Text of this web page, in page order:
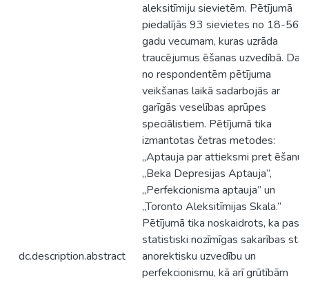
dc.description.abstract
aleksitīmiju sievietēm. Pētījumā
piedalījās 93 sievietes no 18-56
gadu vecumam, kuras uzrāda
traucējumus ēšanas uzvedībā. Daļa
no respondentēm pētījuma
veikšanas laikā sadarbojās ar
garīgās veselības aprūpes
speciālistiem. Pētījumā tika
izmantotas četras metodes:
„Aptauja par attieksmi pret ēšanu”,
„Beka Depresijas Aptauja”,
„Perfekcionisma aptauja” un
„Toronto Aleksitīmijas Skala.”
Pētījumā tika noskaidrots, ka
statistiski nozīmīgas sakarības
anorektisku uzvedību un
perfekcionismu, kā arī grūtībām